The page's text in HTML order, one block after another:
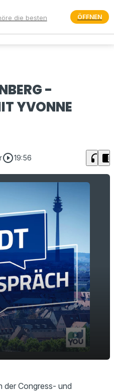
menu
-
YVONNE
play_circle_outline19:56 headphones chrome_reader_mode
der Congress- und
die besten
ÖFFNEN